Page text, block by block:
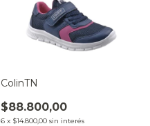
ColinTN
$88.800,00
6 x $14.800,00 sin interés